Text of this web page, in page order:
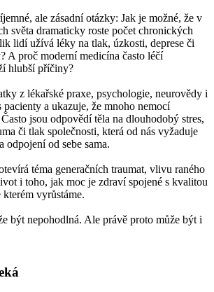
ale zásadní otázky: Jak je možné, že v
světa dramaticky roste počet chronických
lidí užívá léky na tlak, úzkosti, deprese či
A proč moderní medicína často léčí
hlubší příčiny?
z lékařské praxe, psychologie, neurovědy i
pacienty a ukazuje, že mnoho nemocí
jsou odpovědí těla na dlouhodobý stres,
či tlak společnosti, která od nás vyžaduje
odpojení od sebe sama.
téma generačních traumat, vlivu raného
i toho, jak moc je zdraví spojené s kvalitou
vyrůstáme.
být nepohodlná. Ale právě proto může být i